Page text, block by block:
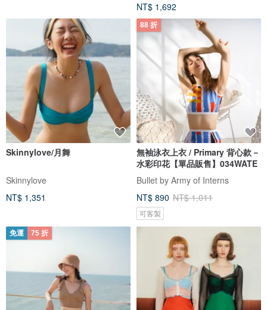
NT$ 1,692
Skinnylove/月舞
Skinnylove
NT$ 1,351
88 折
無袖泳衣上衣 / Primary 背心款－
水彩印花【單品販售】034WATE
Bullet by Army of Interns
NT$ 890 NT$ 1,011
可客製
免運 75 折